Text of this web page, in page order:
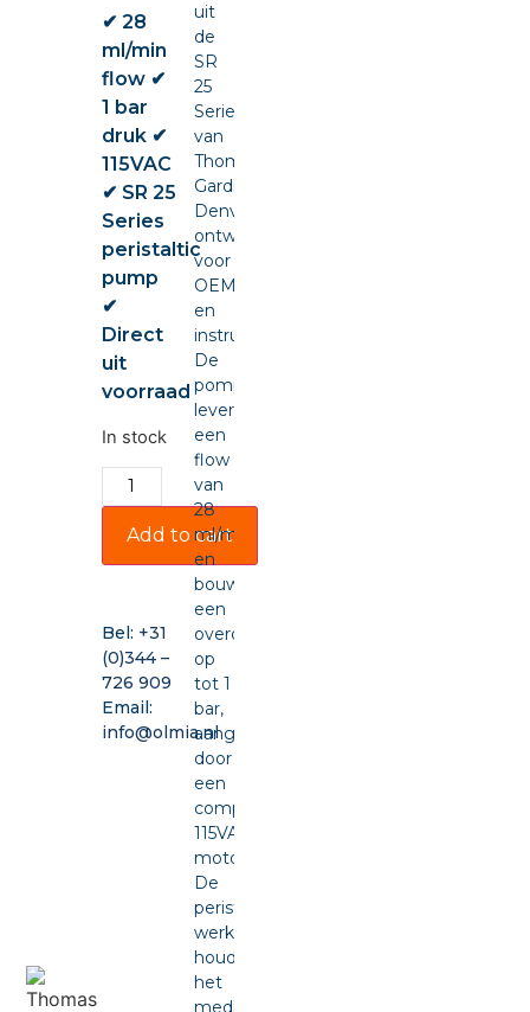
✔ 28
ml/min
flow ✔
1 bar
druk ✔
115VAC
✔ SR 25
Series
peristaltic
pump
✔
Direct
uit
voorraad
In stock
Add to cart
Bel: +31
(0)344 –
726 909
Email:
info@olmia.nl
uit
de
SR
25
Series
van
Thomas
Gardner
Denver,
ontwikkeld
voor
OEM-
en
instrumentintegratie.
De
pomp
levert
een
flow
van
28
ml/min
en
bouwt
een
overdruk
op
tot 1
bar,
aangedreven
door
een
compacte
115VAC-
motor.
De
peristaltische
werking
houdt
het
medium